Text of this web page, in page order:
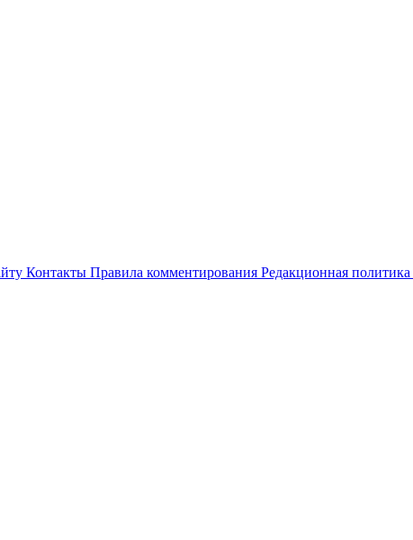
Контакты Правила комментирования Редакционная политика